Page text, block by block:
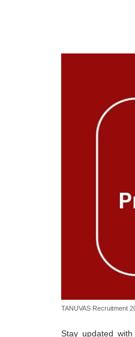
TANUVAS Recruitment
Stay updated